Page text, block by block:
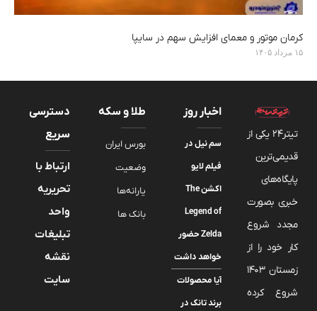
کرمان موتور و معمای افزایش سهم در سایپا
۱۵ مرداد ۱۴۰۵
تیتر24 یکی از
قدیمی‌ترین
پایگاه‌های
خبری بصورت
مجدد شروع
کار خود را از
زمستان 1403
شروع کرده
اخبار روز
سم نیل در
فیلم لایو
اکشن The
Legend of
Zelda حضور
خواهد داشت
آیا محصولات
برند تانک در
طلا و سکه
بورس ایران
وضعیت
یارانه‌ها
بانک ها
دسترسی
سریع
ارتباط با
تحریریه
واحد
تبلیغات
نقشه
سایت